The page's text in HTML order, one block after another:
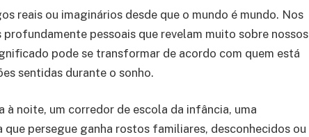
reais ou imaginários desde que o mundo é mundo. Nos
pessoais que revelam muito sobre nossos
pode se transformar de acordo com quem está
sentidas durante o sonho.
à noite, um corredor de escola da infância, uma
persegue ganha rostos familiares, desconhecidos ou